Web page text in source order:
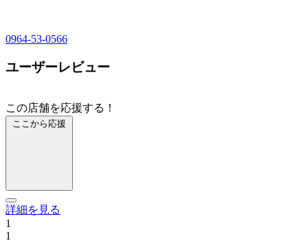
0964-53-0566
ユーザーレビュー
この店舗を応援する！
ここから応援
詳細を見る
1
1